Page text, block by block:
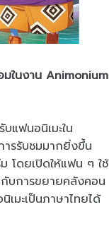
ในงาน Animonium
แฟนอนิเมะใน
ารรับชมมากยิ่งขึ้น
ดยเปิดให้แฟน ๆ ใช้
บการขยายคลังคอน
มะเป็นภาษาไทยได้